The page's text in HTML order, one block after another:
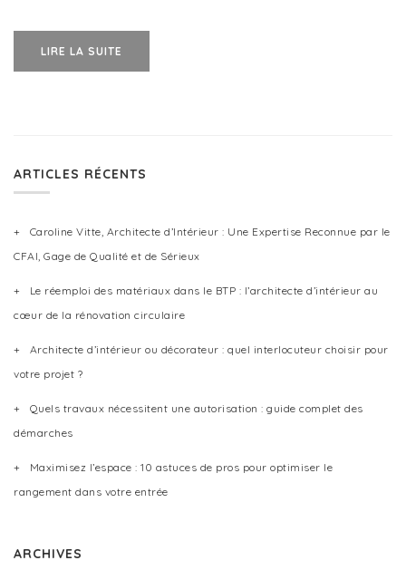
LIRE LA SUITE
ARTICLES RÉCENTS
Caroline Vitte, Architecte d’Intérieur : Une Expertise Reconnue par le
CFAI, Gage de Qualité et de Sérieux
Le réemploi des matériaux dans le BTP : l’architecte d’intérieur au
cœur de la rénovation circulaire
Architecte d’intérieur ou décorateur : quel interlocuteur choisir pour
votre projet ?
Quels travaux nécessitent une autorisation : guide complet des
démarches
Maximisez l’espace : 10 astuces de pros pour optimiser le
rangement dans votre entrée
ARCHIVES